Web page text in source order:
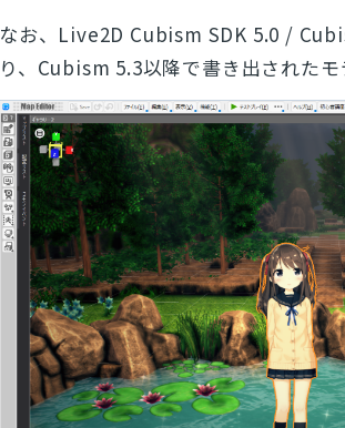
なお、Live2D Cubism SDK 5.0 /
り、Cubism 5.3以降で書き出されたモ